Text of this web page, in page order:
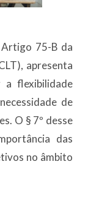
75-B da
apresenta
a flexibilidade
de
O § 7º desse
das
no âmbito